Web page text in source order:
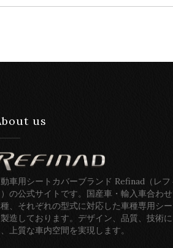
us
車用シートカバーブランド Refinad（レフ
）の公式サイトです。国産車・輸入車合わ
、それぞれの型式に対応した車種専用シ
造しております。デザイン、品質、技術
、上質な車内空間を実現します。